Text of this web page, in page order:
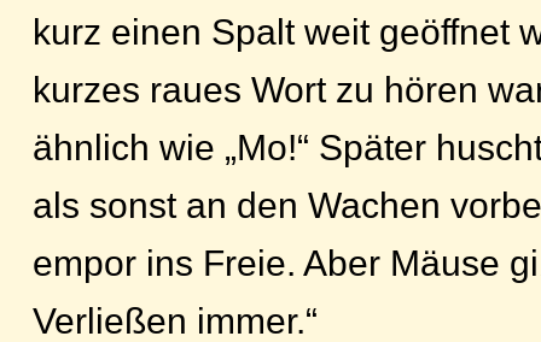
kurz einen Spalt weit geöffnet
kurzes raues Wort zu hören
ähnlich wie „Mo!“ Später
als sonst an den Wachen
empor ins Freie. Aber Mäuse
Verließen immer.“